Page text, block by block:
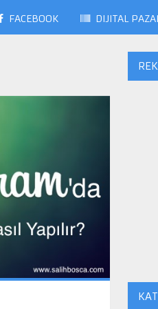
FACEBOOK DIJITAL